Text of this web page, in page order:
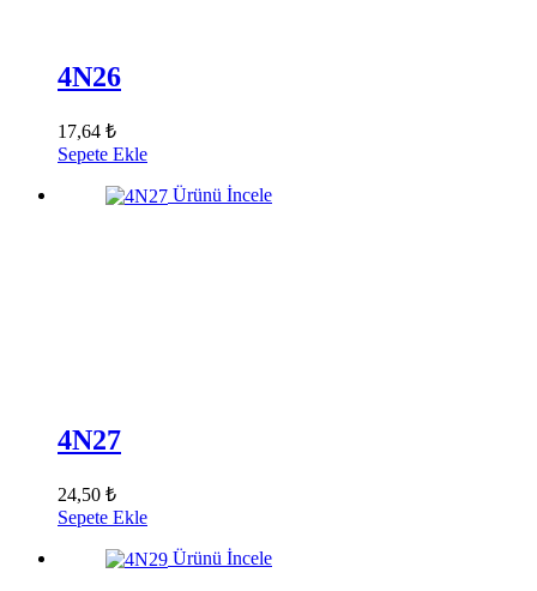
4N26
17,64 ₺
Sepete Ekle
Ürünü İncele
4N27
24,50 ₺
Sepete Ekle
Ürünü İncele